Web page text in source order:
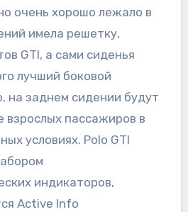
очень хорошо лежало в
имела решетку,
GTI, а сами сиденья
лучший боковой
на заднем сидении будут
взрослых пассажиров в
условиях. Polo GTI
индикаторов,
Active Info